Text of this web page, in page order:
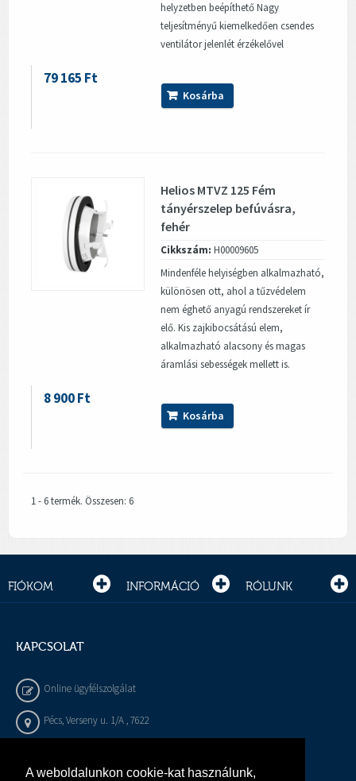
A weboldalunkon cookie-kat használunk,
helyzetben beépíthető Nagy
teljesítményű kiemelkedően csendes
ventilátor jelenlét érzékelővel
79 165 Ft
Kosárba
Helios MTVZ 125 Fém
tányérszelep befúvásra,
fehér
Cikkszám: H00009605
Mindenféle helyiségben alkalmazható,
különösen ott, ahol a tűzvédelem
nem éghető anyagú rendszereket ír
elő. Kis zajkibocsátású elem,
alkalmazható alacsony és magas
áramlási sebességek mellett is.
8 900 Ft
Kosárba
1 - 6 termék. Összesen: 6
FIÓKOM INFORMÁCIÓ RÓLUNK
KAPCSOLAT
Online ügyfélszolgálat
Pécs, Verseny u. 1/A , 7622